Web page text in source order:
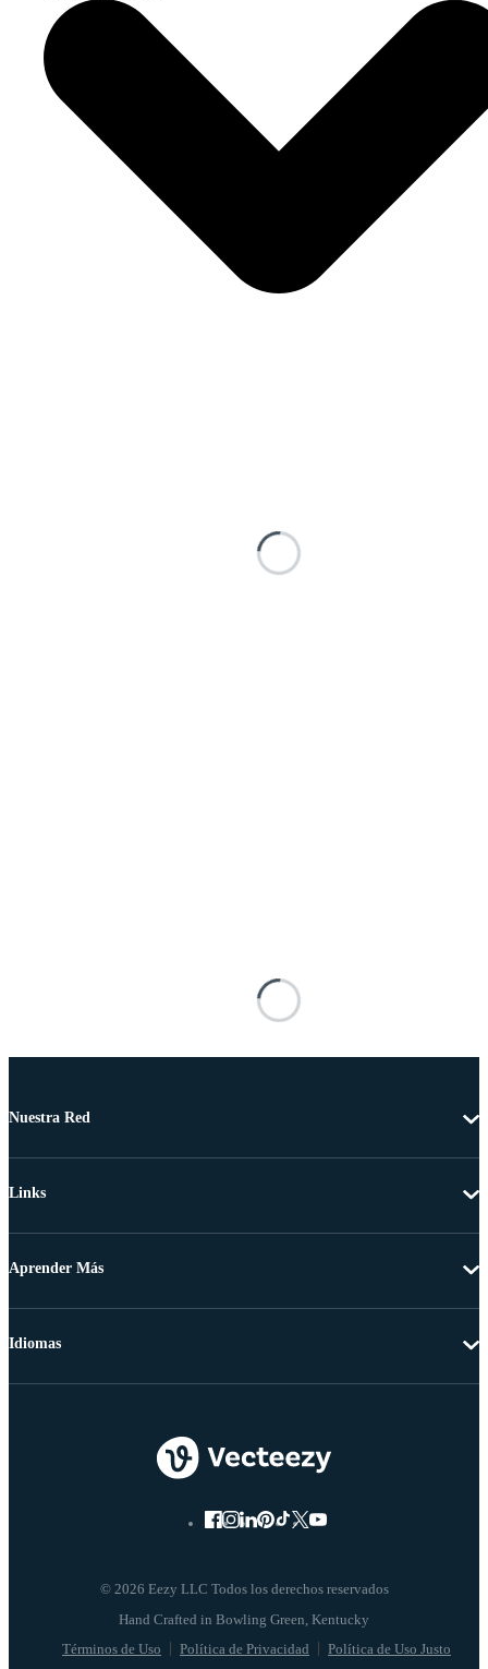
Nuestra Red
Links
Aprender Más
© 2026 Eezy LLC Todos los derechos reservados
Términos de Uso Política de Privacidad Política de Uso Justo
Idiomas